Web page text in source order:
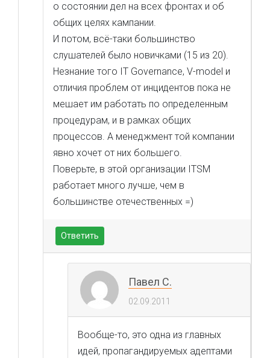
о состоянии дел на всех фронтах и об
общих целях кампании.
И потом, всё-таки большинство
слушателей было новичками (15 из 20).
Незнание того IT Governance, V-model и
отличия проблем от инцидентов пока не
мешает им работать по определенным
процедурам, и в рамках общих
процессов. А менеджмент той компании
явно хочет от них большего.
Поверьте, в этой организации ITSM
работает много лучше, чем в
большинстве отечественных =)
Ответить
Павел С.
02.09.2011
Вообще-то, это одна из главных
идей, пропагандируемых адептами